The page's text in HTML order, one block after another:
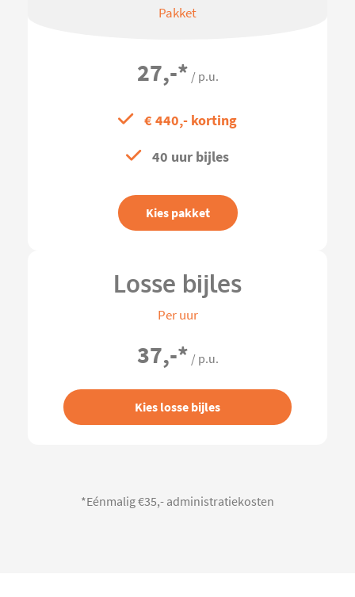
Pakket
27,-* / p.u.
€ 440,- korting
40 uur bijles
Kies pakket
Losse bijles
Per uur
37,-* / p.u.
Kies losse bijles
*Eénmalig €35,- administratiekosten